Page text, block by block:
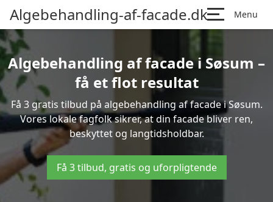
Algebehandling-af-facade.dk Menu
Algebehandling af facade i Søsum –
få et flot resultat
Få 3 gratis tilbud på algebehandling af facade i Søsum.
Vores lokale fagfolk sikrer, at din facade bliver ren,
beskyttet og langtidsholdbar.
Få 3 tilbud, gratis og uforpligtende